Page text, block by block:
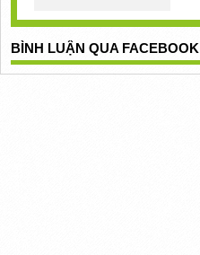
BÌNH LUẬN QUA FACEBOOK